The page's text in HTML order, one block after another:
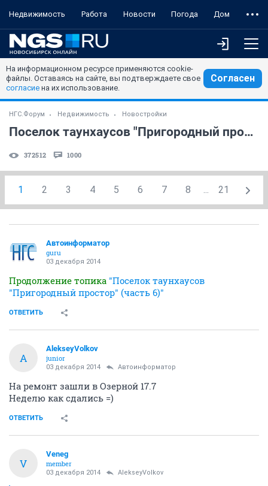
Недвижимость Работа Новости Погода Дом
На информационном ресурсе применяются cookie-
файлы. Оставаясь на сайте, вы подтверждаете свое
согласие на их использование.
Согласен
НГС.Форум Недвижимость Новостройки
Поселок таунхаусов "Пригородный простор" (часть 7)
372512 1000
1 2 3 4 5 6 7 8 ... 21
Автоинформатор
guru
03 декабря 2014
Продолжение топика "Поселок таунхаусов
"Пригородный простор" (часть 6)"
ОТВЕТИТЬ
A
AlekseyVolkov
junior
03 декабря 2014 Автоинформатор
На ремонт зашли в Озерной 17.7
Неделю как сдались =)
ОТВЕТИТЬ
V
Veneg
member
03 декабря 2014 AlekseyVolkov